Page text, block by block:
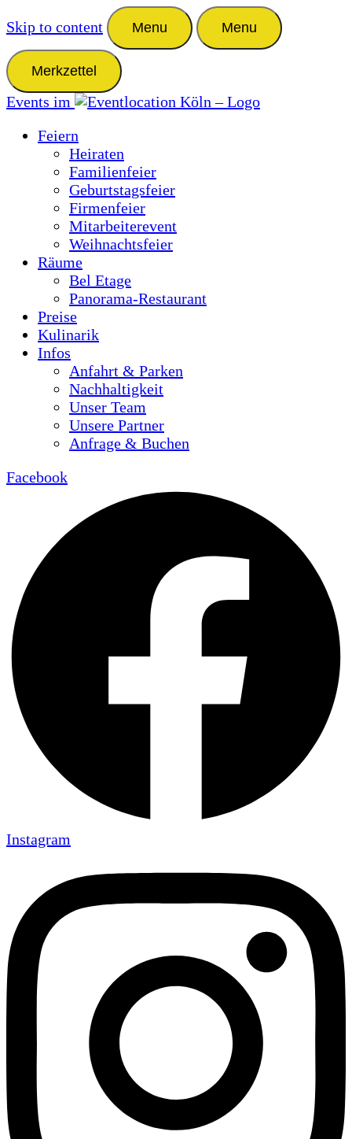
Skip to content Menu Menu
Merkzettel
Events im
Feiern
Heiraten
Familienfeier
Geburtstagsfeier
Firmenfeier
Mitarbeiterevent
Weihnachtsfeier
Räume
Bel Etage
Panorama-Restaurant
Preise
Kulinarik
Infos
Anfahrt & Parken
Nachhaltigkeit
Unser Team
Unsere Partner
Anfrage & Buchen
Facebook
Instagram